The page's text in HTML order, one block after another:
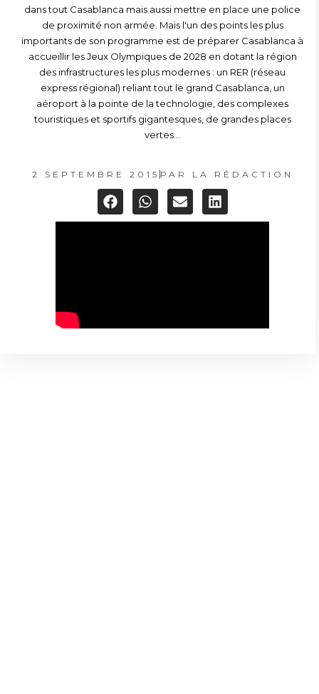
dans tout Casablanca mais aussi mettre en place une police
de proximité non armée. Mais l'un des points les plus
importants de son programme est de préparer Casablanca à
accueillir les Jeux Olympiques de 2028 en dotant la région
des infrastructures les plus modernes : un RER (réseau
express régional) reliant tout le grand Casablanca, un
aéroport à la pointe de la technologie, des complexes
touristiques et sportifs gigantesques, de grandes places
vertes...
2 SEPTEMBRE 2015 PAR LA RÉDACTION